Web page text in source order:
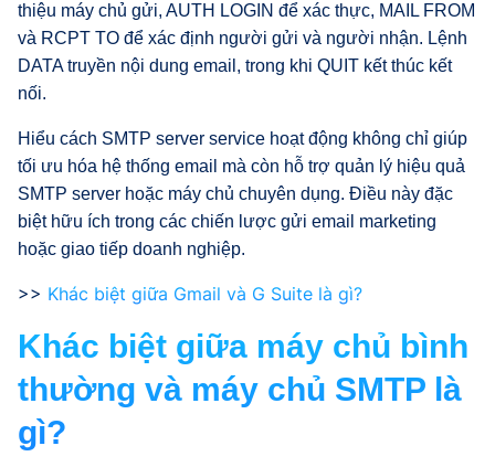
thiệu máy chủ gửi, AUTH LOGIN để xác thực, MAIL FROM
và RCPT TO để xác định người gửi và người nhận. Lệnh
DATA truyền nội dung email, trong khi QUIT kết thúc kết
nối.
Hiểu cách SMTP server service hoạt động không chỉ giúp
tối ưu hóa hệ thống email mà còn hỗ trợ quản lý hiệu quả
SMTP server hoặc máy chủ chuyên dụng. Điều này đặc
biệt hữu ích trong các chiến lược gửi email marketing
hoặc giao tiếp doanh nghiệp.
>> Khác biệt giữa Gmail và G Suite là gì?
Khác biệt giữa máy chủ bình
thường và máy chủ SMTP là
gì?